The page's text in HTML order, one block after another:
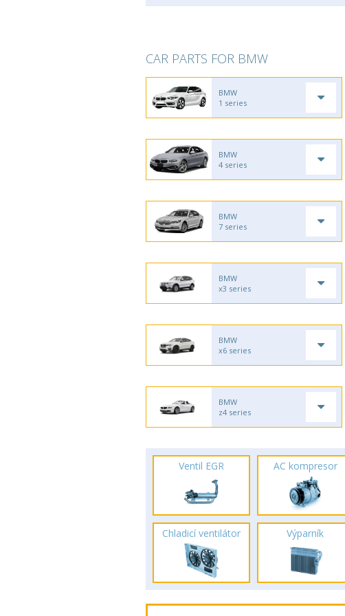
CAR PARTS FOR BMW
BMW
1 series
BMW
4 series
BMW
7 series
BMW
x3 series
BMW
x6 series
BMW
z4 series
Ventil EGR AC kompresor
Chladicí ventilátor Výparník